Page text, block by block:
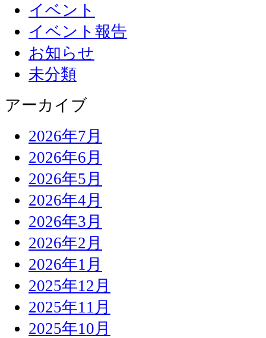
イベント
イベント報告
お知らせ
未分類
アーカイブ
2026年7月
2026年6月
2026年5月
2026年4月
2026年3月
2026年2月
2026年1月
2025年12月
2025年11月
2025年10月